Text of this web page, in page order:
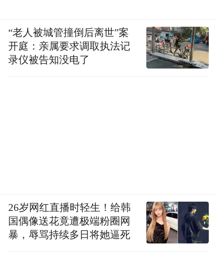
“老人被城管撞倒后离世”案
开庭：亲属要求调取执法记
录仪被告知没电了
26岁网红直播时轻生！给韩
国偶像送花竟遭极端粉圈网
暴，辱骂持续多日将她逼死